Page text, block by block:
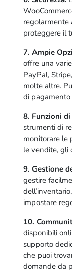
regolarmente
proteggere il
7. Ampie
offre una
PayPal,
molte altre.
di
8. Funzioni
strumenti di
monitorare le
le vendite, gli
9. Gestione
gestire
impostare
10.
disponibili
supporto
che puoi
domande da